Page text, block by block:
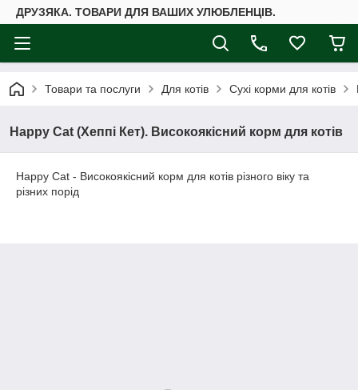
ДРУЗЯКА. ТОВАРИ ДЛЯ ВАШИХ УЛЮБЛЕНЦІВ.
Товари та послуги Для котів Сухі корми для котів
Happy Cat (Хеппі Кет). Високоякісний корм для котів
Happy Cat - Високоякісний корм для котів різного віку та
різних порід